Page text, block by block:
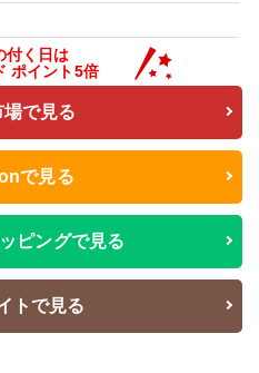
で見る
で見る
ピングで見る
トで見る